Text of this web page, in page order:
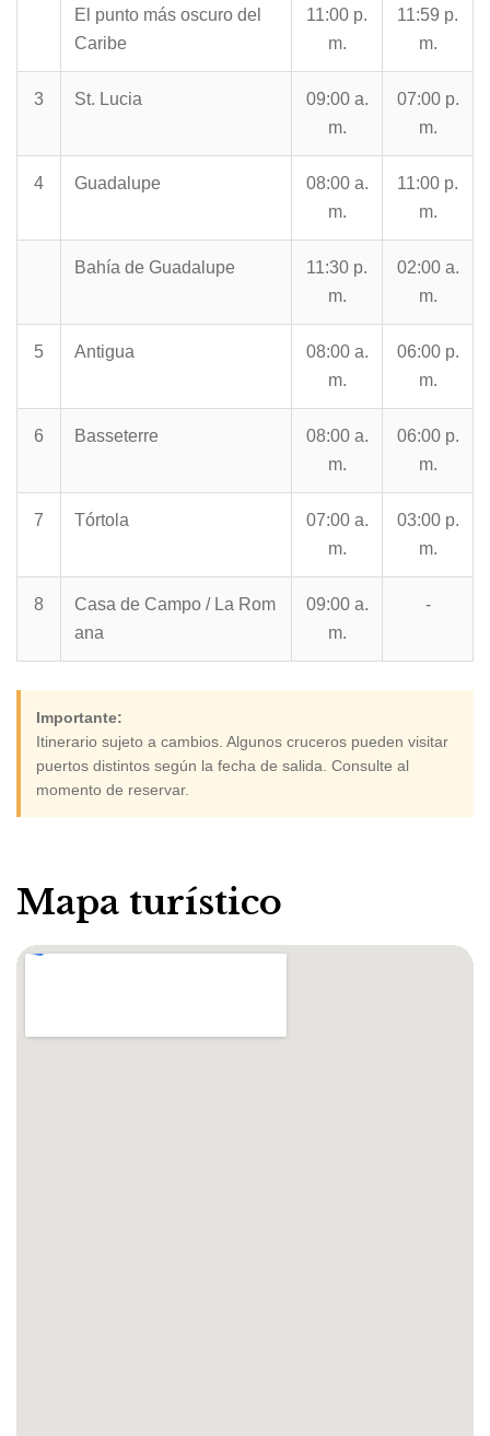
El punto más oscuro del
Caribe
11:00 p.
m.
11:59 p.
m.
3 St. Lucia
09:00 a.
m.
07:00 p.
m.
4 Guadalupe
08:00 a.
m.
11:00 p.
m.
Bahía de Guadalupe
11:30 p.
m.
02:00 a.
m.
5 Antigua
08:00 a.
m.
06:00 p.
m.
6 Basseterre
08:00 a.
m.
06:00 p.
m.
7 Tórtola
07:00 a.
m.
03:00 p.
m.
8
Casa de Campo / La Rom
ana
09:00 a.
m.
-
Importante:
Itinerario sujeto a cambios. Algunos cruceros pueden visitar
puertos distintos según la fecha de salida. Consulte al
momento de reservar.
Mapa turístico